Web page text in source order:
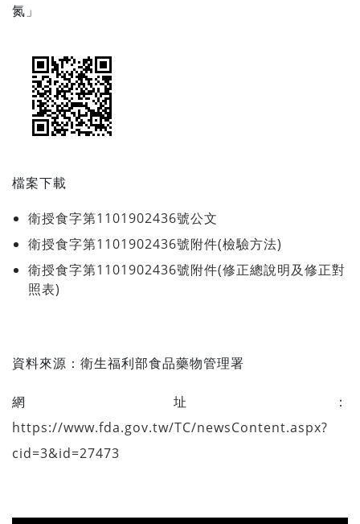
氮」
檔案下載
衛授食字第1101902436號公文
衛授食字第1101902436號附件(檢驗方法)
衛授食字第1101902436號附件(修正總說明及修正對
照表)
資料來源： 衛生福利部食品藥物管理署
網址：
https://www.fda.gov.tw/TC/newsContent.aspx?
cid=3&id=27473